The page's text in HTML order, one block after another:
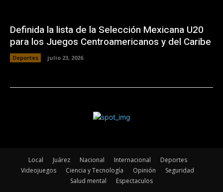
Definida la lista de la Selección Mexicana U20
para los Juegos Centroamericanos y del Caribe
Deportes julio 23, 2026
Local Juárez Nacional Internacional
Deportes
Videojuegos
Ciencia y Tecnología Opinión
Seguridad
Salud mental
Espectaculos